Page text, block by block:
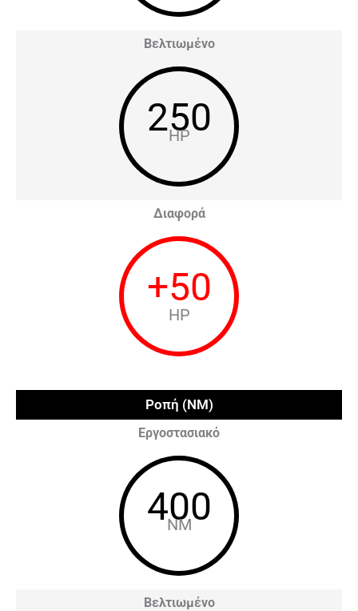
Βελτιωμένο
250
HP
Διαφορά
+50
HP
Ροπή (NM)
Εργοστασιακό
400
NM
Βελτιωμένο